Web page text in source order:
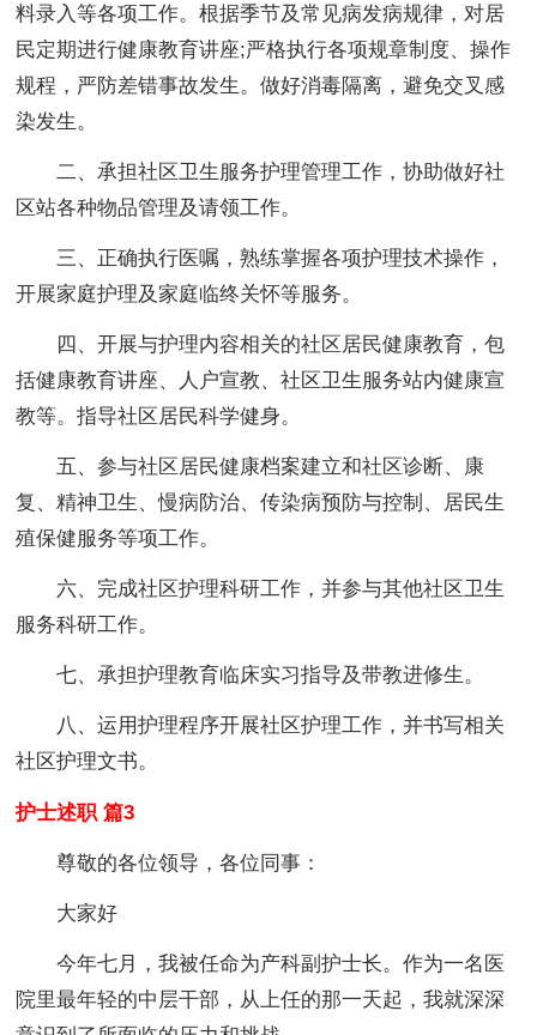
料录入等各项工作。根据季节及常见病发病规律，对居
民定期进行健康教育讲座;严格执行各项规章制度、操作
规程，严防差错事故发生。做好消毒隔离，避免交叉感
染发生。
二、承担社区卫生服务护理管理工作，协助做好社
区站各种物品管理及请领工作。
三、正确执行医嘱，熟练掌握各项护理技术操作，
开展家庭护理及家庭临终关怀等服务。
四、开展与护理内容相关的社区居民健康教育，包
括健康教育讲座、人户宣教、社区卫生服务站内健康宣
教等。指导社区居民科学健身。
五、参与社区居民健康档案建立和社区诊断、康
复、精神卫生、慢病防治、传染病预防与控制、居民生
殖保健服务等项工作。
六、完成社区护理科研工作，并参与其他社区卫生
服务科研工作。
七、承担护理教育临床实习指导及带教进修生。
八、运用护理程序开展社区护理工作，并书写相关
社区护理文书。
护士述职 篇3
尊敬的各位领导，各位同事：
大家好
今年七月，我被任命为产科副护士长。作为一名医
院里最年轻的中层干部，从上任的那一天起，我就深深